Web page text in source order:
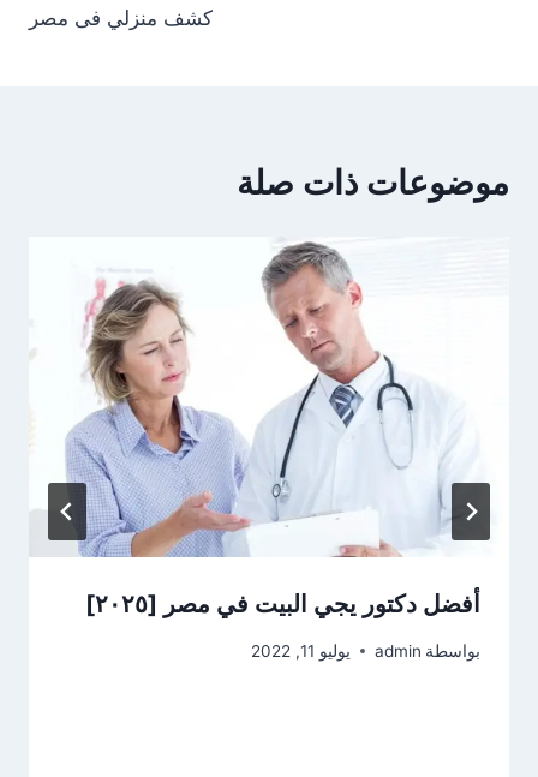
كشف منزلي فى مصر
موضوعات ذات صلة
أفضل دكتور يجي البيت في مصر [٢٠٢٥]
بواسطة admin يوليو 11, 2022